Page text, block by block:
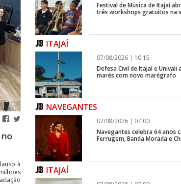
à
Festival de Música de Itajaí
três workshops gratuitos na
ITAJAÍ
07/08/2026 | 10:15
Defesa Civil de Itajaí e
marés com novo marégrafo
NAVEGANTES
07/08/2026 | 07:00
Navegantes celebra 64 anos
Ferrugem, Banda Morada e
ITAJAÍ